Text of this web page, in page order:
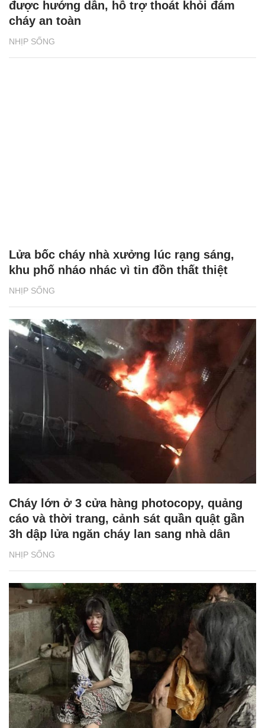
NHỊP SỐNG
được hướng dẫn, hỗ trợ thoát khỏi đám
cháy an toàn
NHỊP SỐNG
Lửa bốc cháy nhà xưởng lúc rạng sáng,
khu phố nháo nhác vì tin đồn thất thiệt
NHỊP SỐNG
Cháy lớn ở 3 cửa hàng photocopy, quảng
cáo và thời trang, cảnh sát quần quật gần
3h dập lửa ngăn cháy lan sang nhà dân